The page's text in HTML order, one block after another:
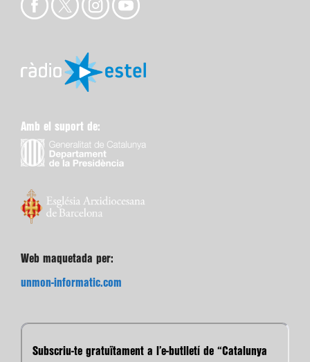
Amb el suport de:
Web maquetada per:
unmon-informatic.com
Subscriu-te gratuïtament a l’e-butlletí de “Catalunya